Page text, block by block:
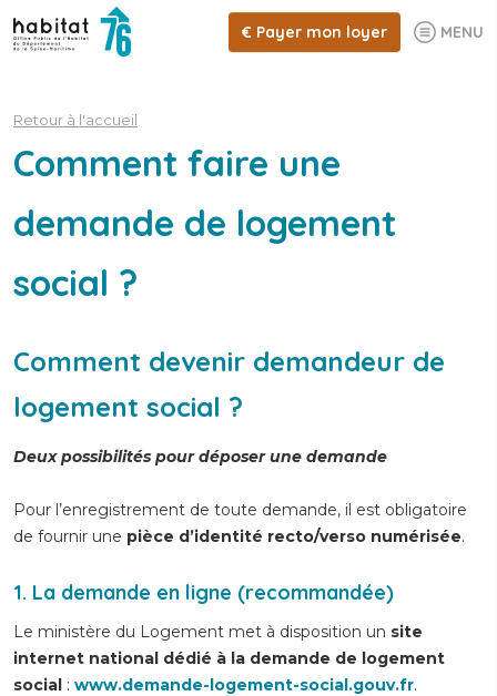
€ Payer mon loyer MENU
Retour à l'accueil
Comment faire une
demande de logement
social ?
Comment devenir demandeur de
logement social ?
Deux possibilités pour déposer une demande
Pour l’enregistrement de toute demande, il est obligatoire
de fournir une pièce d’identité recto/verso numérisée.
1. La demande en ligne (recommandée)
Le ministère du Logement met à disposition un site
internet national dédié à la demande de logement
social : www.demande-logement-social.gouv.fr.